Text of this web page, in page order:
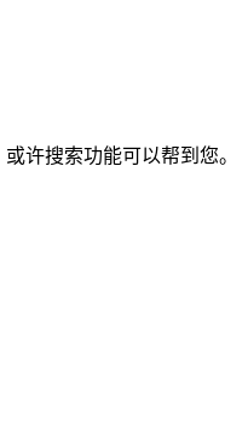
许搜索功能可以帮到您。